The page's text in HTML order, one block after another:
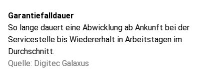
Garantiefalldauer
So lange dauert eine Abwicklung ab Ankunft bei der
Servicestelle bis Wiedererhalt in Arbeitstagen im
Durchschnitt.
Quelle: Digitec Galaxus